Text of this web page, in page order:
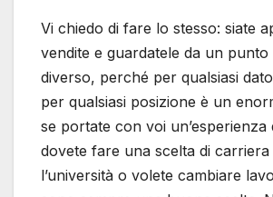
Vi chiedo di fare lo stesso: siate
vendite e guardatele da un punto
diverso, perché per qualsiasi
per qualsiasi posizione è un
se portate con voi un’esperienza
dovete fare una scelta di carriera
l’università o volete cambiare